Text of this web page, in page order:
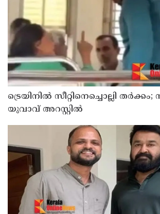
ട്രെയിനിൽ സീറ്റിനെച്ചൊല്ലി തർക്കം;
യുവാവ് അറസ്റ്റിൽ